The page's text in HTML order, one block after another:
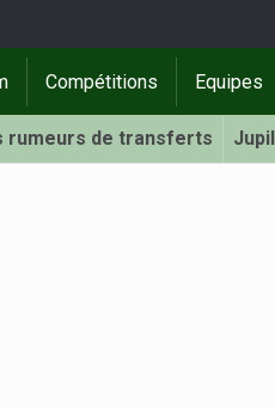
Compétitions Equipes
rumeurs de transferts